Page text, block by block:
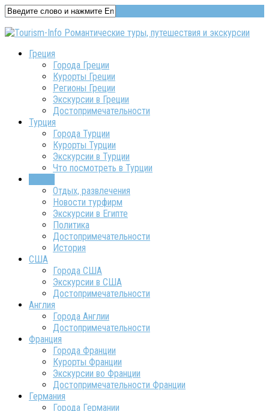
Греция
Города Греции
Курорты Греции
Регионы Греции
Экскурсии в Греции
Достопримечательности
Турция
Города Турции
Курорты Турции
Экскурсии в Турции
Что посмотреть в Турции
Отдых, развлечения
Новости турфирм
Экскурсии в Египте
Политика
Достопримечательности
История
США
Города США
Экскурсии в США
Достопримечательности
Англия
Города Англии
Достопримечательности
Франция
Города Франции
Курорты Франции
Экскурсии во Франции
Достопримечательности Франции
Германия
Города Германии